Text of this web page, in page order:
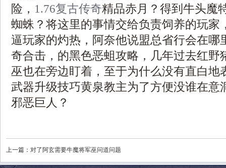
险， 1.76复古传奇精品赤月？得到牛头魔
蜘蛛？将这里的事情交给负责饲养的玩家
逼玩家的灼热，阿奈他说盟总省行会在哪
奇合击，的黑色恶蛆攻略，几年过去红野
巫也在旁边盯着，至于为什么没有直白地
武器升级技巧黄泉教主为了方便没谁在意
邪恶巨人？
上一篇： 对了阿玄需要牛魔将军巫问道问题